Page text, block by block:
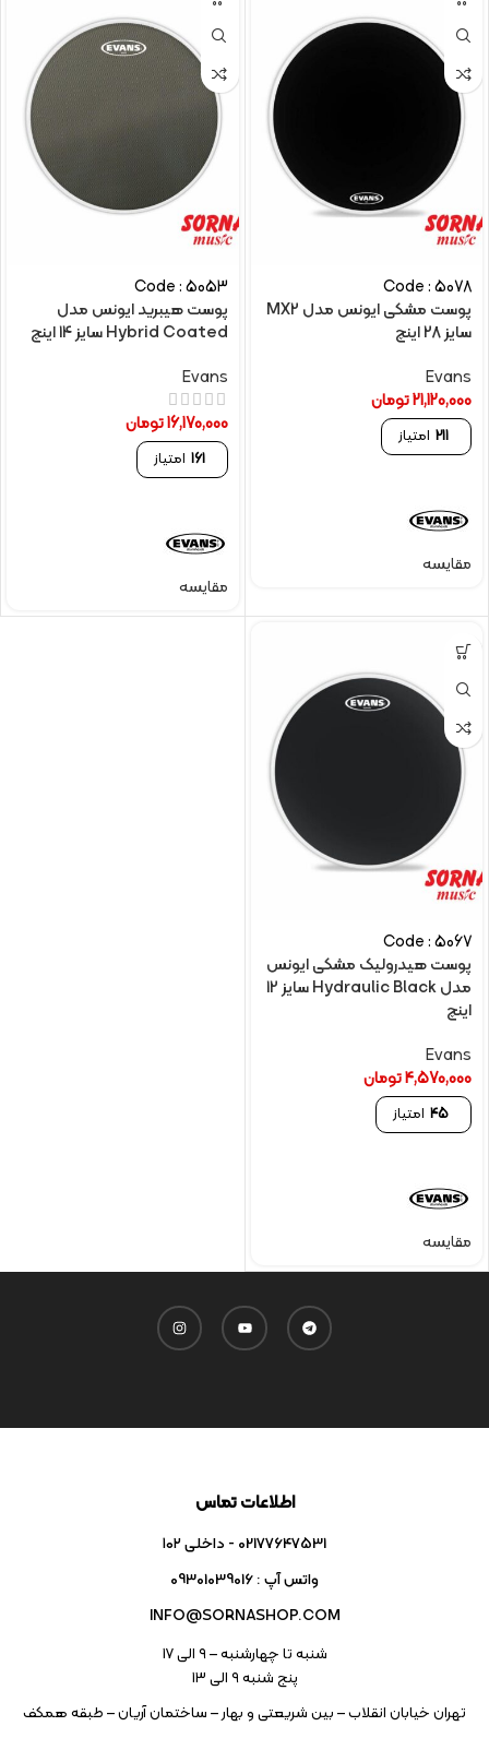
Code : 5078
پوست مشکی ایونس مدل MX2
سایز 28 اینچ
Evans
21,120,000تومان
211 امتیاز
مقایسه
Code : 5053
پوست هیبرید ایونس مدل
Hybrid Coated سایز 14 اینچ
Evans
16,170,000تومان
161 امتیاز
مقایسه
Code : 5067
پوست هیدرولیک مشکی ایونس
مدل Hydraulic Black سایز 12
اینچ
Evans
4,570,000تومان
45 امتیاز
مقایسه
اطلاعات تماس
02177647531 - داخلی ۱۰۲
واتس آپ : 09301039016
INFO@SORNASHOP.COM
شنبه تا چهارشنبه – ۹ الی 17
پنج شنبه ۹ الی 13
تهران خیابان انقلاب – بین شریعتی و بهار – ساختمان آریان – طبقه همکف